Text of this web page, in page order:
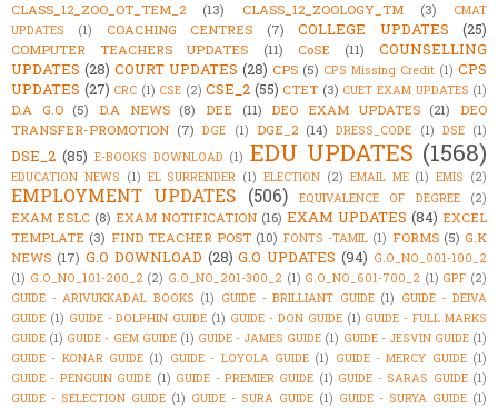
CLASS_12_ZOO_OT_TEM_2
(13) CLASS_12_ZOOLOGY_TM (3)
CMAT
UPDATES
(1) COACHING CENTRES (7) COLLEGE UPDATES (25)
COMPUTER TEACHERS UPDATES (11) CoSE (11)
COUNSELLING
UPDATES (28) COURT UPDATES (28) CPS (5) CPS Missing Credit (1) CPS
UPDATES (27) CRC (1) CSE (2) CSE_2 (55) CTET (3) CUET EXAM UPDATES (1)
D.A G.O (5) D.A NEWS (8) DEE (11) DEO EXAM UPDATES (21)
DEO
TRANSFER-PROMOTION (7) DGE (1) DGE_2 (14) DRESS_CODE (1) DSE (1)
DSE_2 (85) E-BOOKS DOWNLOAD (1) EDU UPDATES (1568)
EDUCATION NEWS (1) EL SURRENDER (1) ELECTION (2) EMAIL ME (1) EMIS (2)
EMPLOYMENT UPDATES (506) EQUIVALENCE OF DEGREE (2)
EXAM ESLC (8) EXAM NOTIFICATION (16) EXAM UPDATES (84) EXCEL
TEMPLATE (3) FIND TEACHER POST (10) FONTS -TAMIL (1) FORMS (5) G.K
NEWS (17) G.O DOWNLOAD (28) G.O UPDATES (94) G.O_NO_001-100_2
(1) G.O_NO_101-200_2 (2) G.O_NO_201-300_2 (1) G.O_NO_601-700_2 (1) GPF (2)
GUIDE - ARIVUKKADAL BOOKS (1) GUIDE - BRILLIANT GUIDE (1) GUIDE - DEIVA
GUIDE (1) GUIDE - DOLPHIN GUIDE (1) GUIDE - DON GUIDE (1) GUIDE - FULL MARKS
GUIDE (1) GUIDE - GEM GUIDE (1) GUIDE - JAMES GUIDE (1) GUIDE - JESVIN GUIDE (1)
GUIDE - KONAR GUIDE (1) GUIDE - LOYOLA GUIDE (1) GUIDE - MERCY GUIDE (1)
GUIDE - PENGUIN GUIDE (1) GUIDE - PREMIER GUIDE (1) GUIDE - SARAS GUIDE (1)
GUIDE - SELECTION GUIDE (1) GUIDE - SURA GUIDE (1) GUIDE - SURYA GUIDE (1)